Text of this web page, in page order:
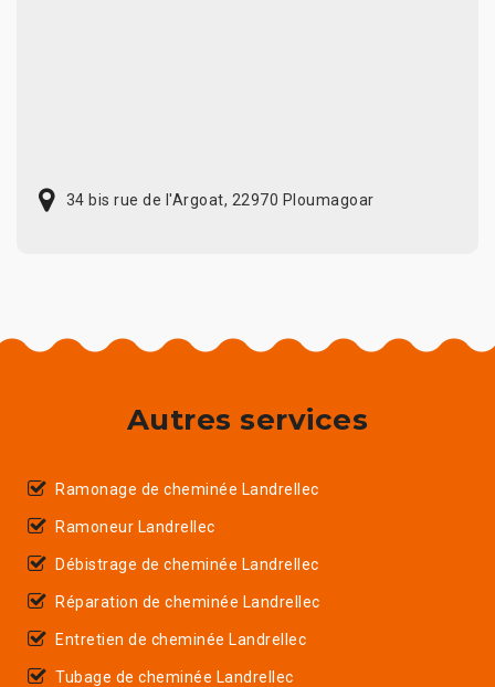
34 bis rue de l'Argoat, 22970 Ploumagoar
Autres services
Ramonage de cheminée Landrellec
Ramoneur Landrellec
Débistrage de cheminée Landrellec
Réparation de cheminée Landrellec
Entretien de cheminée Landrellec
Tubage de cheminée Landrellec